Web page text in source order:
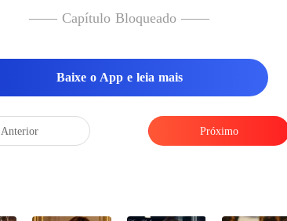
—— Capítulo Bloqueado ——
Baixe o App e leia mais
Anterior Próximo